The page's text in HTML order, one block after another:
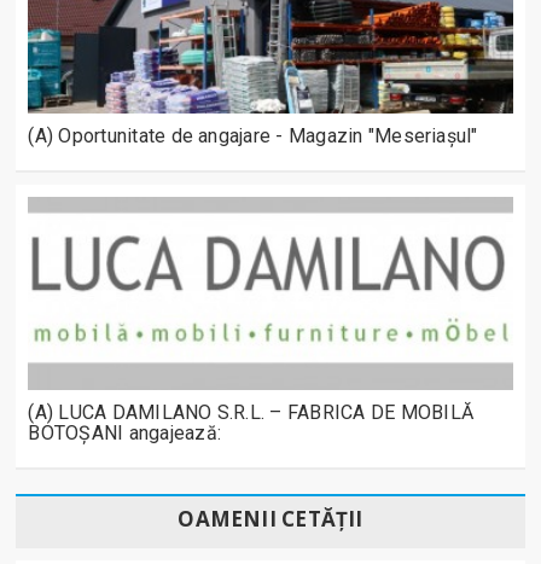
(A) Oportunitate de angajare - Magazin "Meseriașul"
(A) LUCA DAMILANO S.R.L. – FABRICA DE MOBILĂ
BOTOȘANI angajează:
OAMENII CETĂȚII